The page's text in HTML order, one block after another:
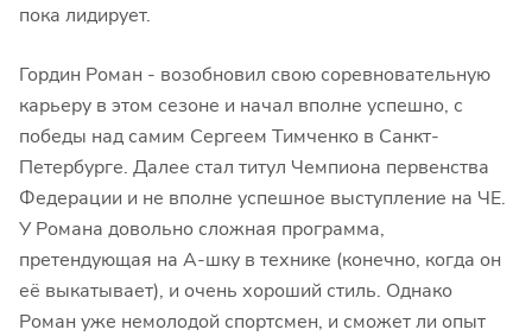
пока лидирует.
Гордин Роман - возобновил свою соревновательную
карьеру в этом сезоне и начал вполне успешно, с
победы над самим Сергеем Тимченко в Санкт-
Петербурге. Далее стал титул Чемпиона первенства
Федерации и не вполне успешное выступление на ЧЕ.
У Романа довольно сложная программа,
претендующая на А-шку в технике (конечно, когда он
её выкатывает), и очень хороший стиль. Однако
Роман уже немолодой спортсмен, и сможет ли опыт